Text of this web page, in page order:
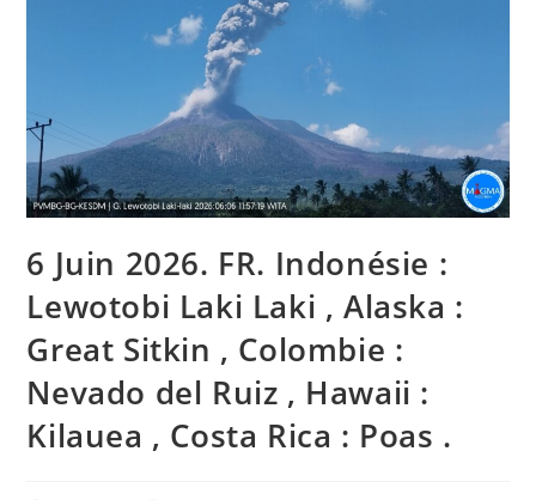
6 Juin 2026. FR. Indonésie :
Lewotobi Laki Laki , Alaska :
Great Sitkin , Colombie :
Nevado del Ruiz , Hawaii :
Kilauea , Costa Rica : Poas .